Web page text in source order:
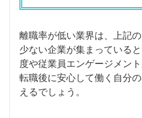
離職率が低い業界は、上記
少ない企業が集まっている
度や従業員エンゲージメン
転職後に安心して働く自分
えるでしょう。